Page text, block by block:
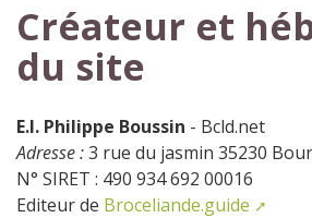
Créateur et
du site
E.I. Philippe Boussin - Bcld.net
Adresse :3 rue du jasmin 35230
N° SIRET : 490 934 692 00016
Editeur de Broceliande.guide